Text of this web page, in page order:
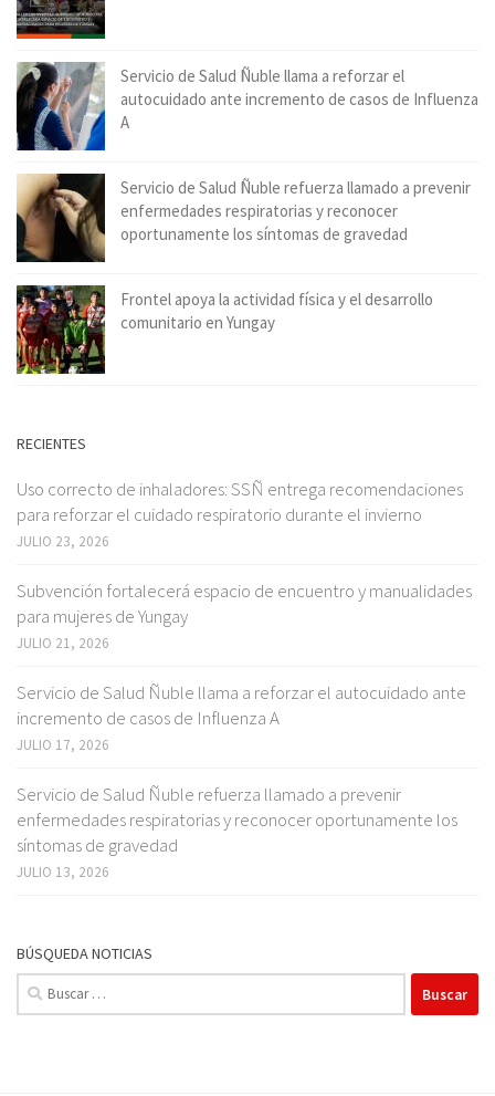
Servicio de Salud Ñuble llama a reforzar el
autocuidado ante incremento de casos de Influenza
A
Servicio de Salud Ñuble refuerza llamado a prevenir
enfermedades respiratorias y reconocer
oportunamente los síntomas de gravedad
Frontel apoya la actividad física y el desarrollo
comunitario en Yungay
RECIENTES
Uso correcto de inhaladores: SSÑ entrega recomendaciones
para reforzar el cuidado respiratorio durante el invierno
JULIO 23, 2026
Subvención fortalecerá espacio de encuentro y manualidades
para mujeres de Yungay
JULIO 21, 2026
Servicio de Salud Ñuble llama a reforzar el autocuidado ante
incremento de casos de Influenza A
JULIO 17, 2026
Servicio de Salud Ñuble refuerza llamado a prevenir
enfermedades respiratorias y reconocer oportunamente los
síntomas de gravedad
JULIO 13, 2026
BÚSQUEDA NOTICIAS
Buscar: